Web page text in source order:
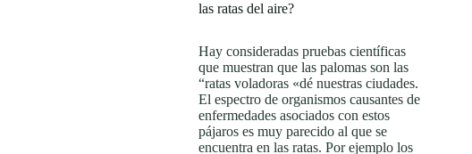
las ratas del aire?
Hay consideradas pruebas científicas
que muestran que las palomas son las
“ratas voladoras «dé nuestras ciudades.
El espectro de organismos causantes de
enfermedades asociados con estos
pájaros es muy parecido al que se
encuentra en las ratas. Por ejemplo los